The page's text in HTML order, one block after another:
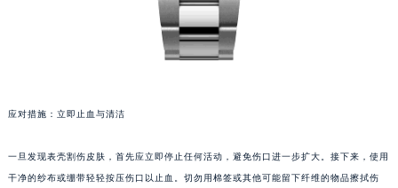
应对措施：立即止血与清洁
一旦发现表壳割伤皮肤，首先应立即停止任何活动，避免伤口进一步扩大。接下来，使用
干净的纱布或绷带轻轻按压伤口以止血。切勿用棉签或其他可能留下纤维的物品擦拭伤